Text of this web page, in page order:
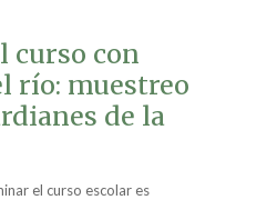
curso con
río: muestreo
de la
el curso escolar es